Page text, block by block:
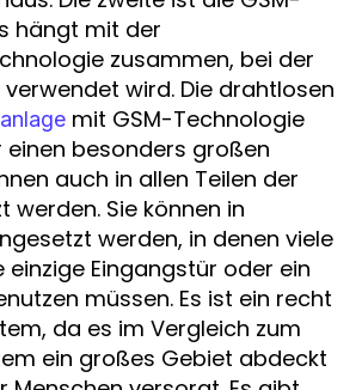
hängt mit der
zusammen, bei der
verwendet wird. Die drahtlosen
mit GSM-Technologie
einen besonders großen
auch in allen Teilen der
werden. Sie können in
werden, in denen viele
einzige Eingangstür oder ein
müssen. Es ist ein recht
da es im Vergleich zum
ein großes Gebiet abdeckt